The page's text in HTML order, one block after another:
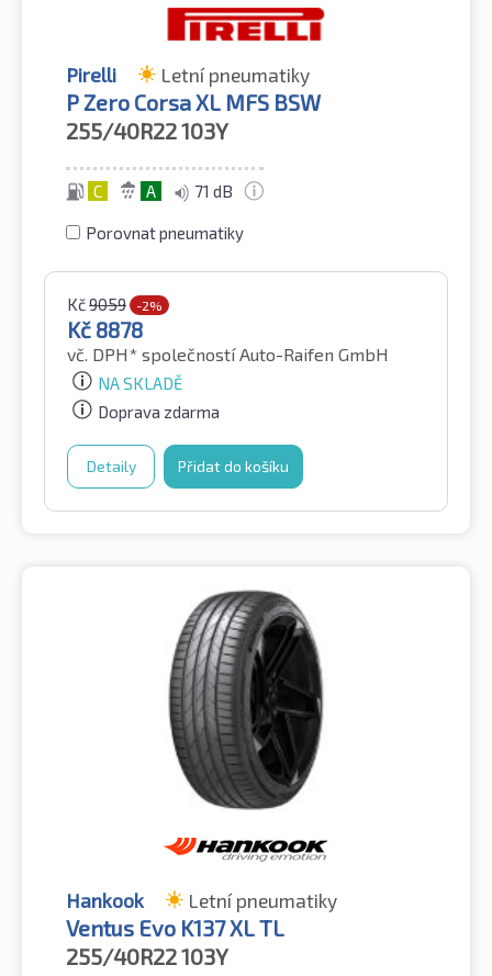
Pirelli Letní pneumatiky
P Zero Corsa XL MFS BSW
255/40R22103Y
C A 71 dB
Porovnat pneumatiky
Kč9059 -2%
Kč 8878
vč. DPH* společností Auto-Raifen GmbH
NA SKLADĚ
Doprava zdarma
Detaily Přidat do košíku
Hankook Letní pneumatiky
Ventus Evo K137 XL TL
255/40R22103Y